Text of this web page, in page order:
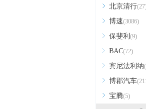
北京清行
博速(3086)
保斐利 (9)
BAC(72)
宾尼法利纳
博郡汽车
宝腾(5)